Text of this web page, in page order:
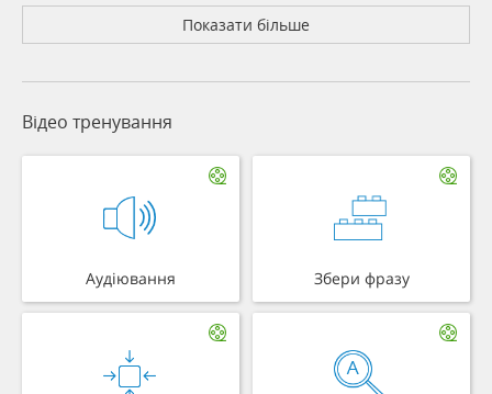
Показати більше
Відео тренування
Аудіювання Збери фразу